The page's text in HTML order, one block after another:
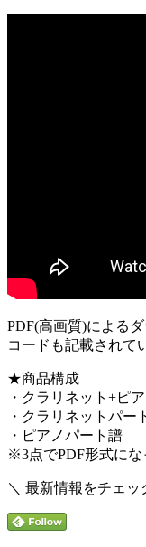
PDF(高画質)による
コードも記載されて
★商品構成
・クラリネット+ピ
・クラリネットパー
・ピアノパート譜
※3点でPDF形式にな
＼ 最新情報をチェッ